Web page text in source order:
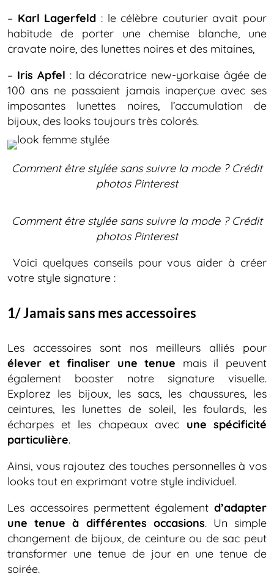
– Karl Lagerfeld : le célèbre couturier avait pour
habitude de porter une chemise blanche, une
cravate noire, des lunettes noires et des mitaines,
– Iris Apfel : la décoratrice new-yorkaise âgée de
100 ans ne passaient jamais inaperçue avec ses
imposantes lunettes noires, l’accumulation de
bijoux, des looks toujours très colorés.
Comment être stylée sans suivre la mode ?Crédit
photos Pinterest
Comment être stylée sans suivre la mode ?Crédit
photos Pinterest
Voici quelques conseils pour vous aider à créer
votre style signature :
1/ Jamais sans mes accessoires
Les accessoires sont nos meilleurs alliés pour
élever et finaliser une tenue mais il peuvent
également booster notre signature visuelle.
Explorez les bijoux, les sacs, les chaussures, les
ceintures, les lunettes de soleil, les foulards, les
écharpes et les chapeaux avec une spécificité
particulière.
Ainsi, vous rajoutez des touches personnelles à vos
looks tout en exprimant votre style individuel.
Les accessoires permettent également d’adapter
une tenue à différentes occasions. Un simple
changement de bijoux, de ceinture ou de sac peut
transformer une tenue de jour en une tenue de
soirée.